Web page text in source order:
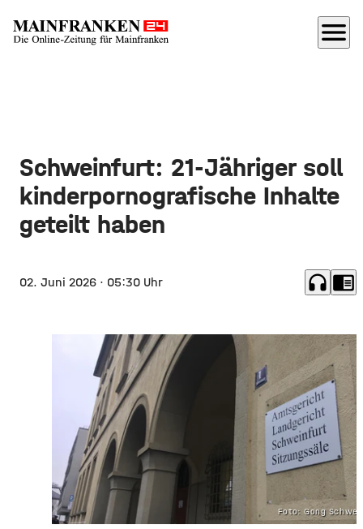
menu
Schweinfurt: 21-Jähriger soll
kinderpornografische Inhalte
geteilt haben
02. Juni 2026 · 05:30 Uhr headphones chrome_reader_mode
Foto: Gong